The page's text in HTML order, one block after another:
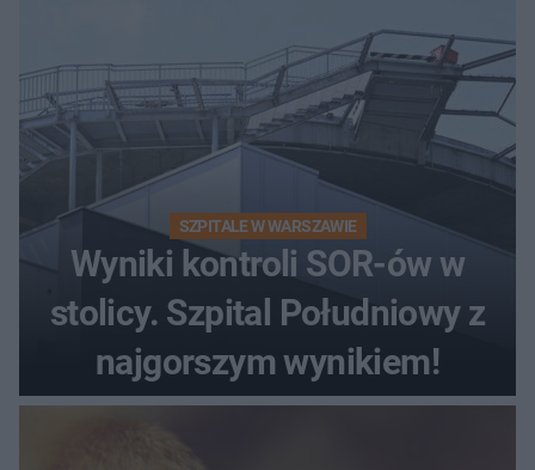
SZPITALE W WARSZAWIE
Wyniki kontroli SOR-ów w
stolicy. Szpital Południowy z
najgorszym wynikiem!